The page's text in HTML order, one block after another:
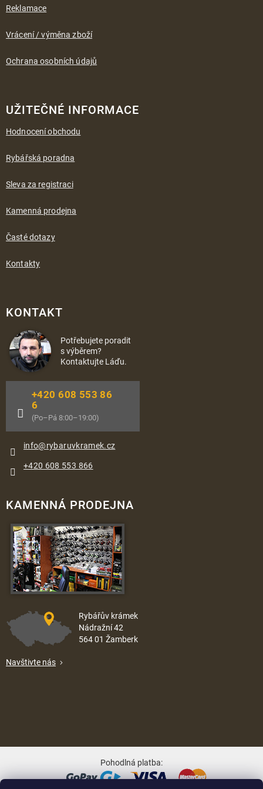
Reklamace
Vrácení / výměna zboží
Ochrana osobních údajů
UŽITEČNÉ INFORMACE
Hodnocení obchodu
Rybářská poradna
Sleva za registraci
Kamenná prodejna
Časté dotazy
Kontakty
KONTAKT
Potřebujete poradit
s výběrem?
Kontaktujte Láďu.
info@rybaruvkramek.cz
+420 608 553 86
6
(Po–Pá 8:00–19:00)
+420 608 553 866
KAMENNÁ PRODEJNA
Rybářův krámek
Nádražní 42
564 01 Žamberk
Navštivte nás
Pohodlná platba: